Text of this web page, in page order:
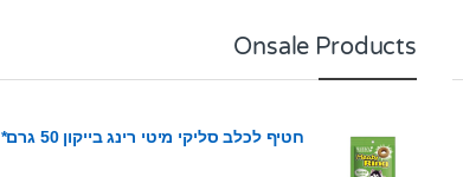
Onsale Products
חטיף לכלב סליקי מיטי רינג בייקון 50 גרם*